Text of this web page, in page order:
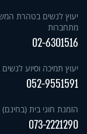
יעוץ לנשים בטהרת
מתחברות
02-6301516
יעוץ תמיכה וסיוע לנשים
052-9551591
הזמנת חוגי בית (בחינם)
073-2221290